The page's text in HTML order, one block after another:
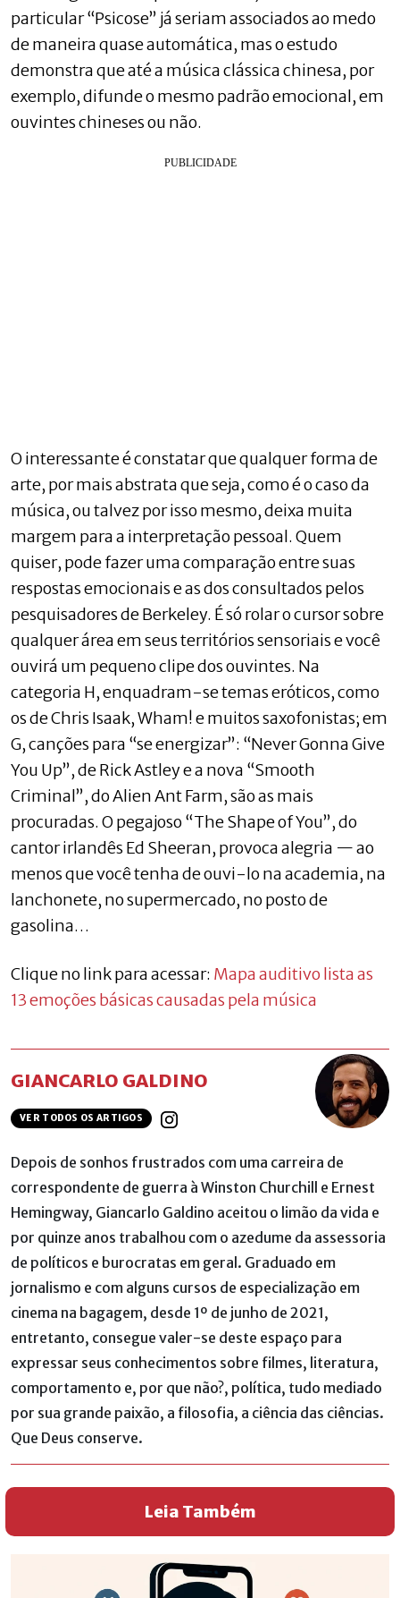
particular “Psicose” já seriam associados ao medo
de maneira quase automática, mas o estudo
demonstra que até a música clássica chinesa, por
exemplo, difunde o mesmo padrão emocional, em
ouvintes chineses ou não.
O interessante é constatar que qualquer forma de
arte, por mais abstrata que seja, como é o caso da
música, ou talvez por isso mesmo, deixa muita
margem para a interpretação pessoal. Quem
quiser, pode fazer uma comparação entre suas
respostas emocionais e as dos consultados pelos
pesquisadores de Berkeley. É só rolar o cursor sobre
qualquer área em seus territórios sensoriais e você
ouvirá um pequeno clipe dos ouvintes. Na
categoria H, enquadram-se temas eróticos, como
os de Chris Isaak, Wham! e muitos saxofonistas; em
G, canções para “se energizar”: “Never Gonna Give
You Up”, de Rick Astley e a nova “Smooth
Criminal”, do Alien Ant Farm, são as mais
procuradas. O pegajoso “The Shape of You”, do
cantor irlandês Ed Sheeran, provoca alegria — ao
menos que você tenha de ouvi-lo na academia, na
lanchonete, no supermercado, no posto de
gasolina…
Clique no link para acessar: Mapa auditivo lista as
13 emoções básicas causadas pela música
GIANCARLO GALDINO
VER TODOS OS ARTIGOS
Depois de sonhos frustrados com uma carreira de
correspondente de guerra à Winston Churchill e Ernest
Hemingway, Giancarlo Galdino aceitou o limão da vida e
por quinze anos trabalhou com o azedume da assessoria
de políticos e burocratas em geral. Graduado em
jornalismo e com alguns cursos de especialização em
cinema na bagagem, desde 1º de junho de 2021,
entretanto, consegue valer-se deste espaço para
expressar seus conhecimentos sobre filmes, literatura,
comportamento e, por que não?, política, tudo mediado
por sua grande paixão, a filosofia, a ciência das ciências.
Que Deus conserve.
Leia Também